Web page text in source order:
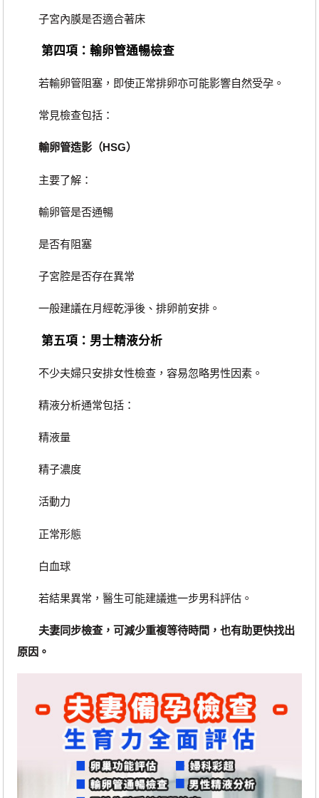
子宮內膜是否適合著床
第四項：輸卵管通暢檢查
若輸卵管阻塞，即使正常排卵亦可能影響自然受孕。
常見檢查包括：
輸卵管造影（HSG）
主要了解：
輸卵管是否通暢
是否有阻塞
子宮腔是否存在異常
一般建議在月經乾淨後、排卵前安排。
第五項：男士精液分析
不少夫婦只安排女性檢查，容易忽略男性因素。
精液分析通常包括：
精液量
精子濃度
活動力
正常形態
白血球
若結果異常，醫生可能建議進一步男科評估。
夫妻同步檢查，可減少重複等待時間，也有助更快找出
原因。